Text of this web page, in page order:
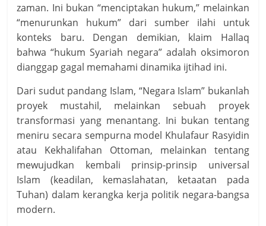
zaman. Ini bukan “menciptakan hukum,” melainkan
“menurunkan hukum” dari sumber ilahi untuk
konteks baru. Dengan demikian, klaim Hallaq
bahwa “hukum Syariah negara” adalah oksimoron
dianggap gagal memahami dinamika ijtihad ini.
Dari sudut pandang Islam, “Negara Islam” bukanlah
proyek mustahil, melainkan sebuah proyek
transformasi yang menantang. Ini bukan tentang
meniru secara sempurna model Khulafaur Rasyidin
atau Kekhalifahan Ottoman, melainkan tentang
mewujudkan kembali prinsip-prinsip universal
Islam (keadilan, kemaslahatan, ketaatan pada
Tuhan) dalam kerangka kerja politik negara-bangsa
modern.